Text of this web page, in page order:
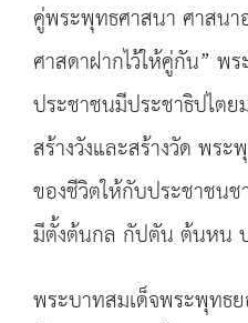
คู่พระพุทธศาสนา ศาสน
ศาสดาฝากไว้ให้คู่กัน” พ
ประชาชนมีประชาธิปไต
สร้างวังและสร้างวัด พร
ของชีวิตให้กับประชาชน
มีตั้งต้นกล กัปตัน ต้นหน ป
พระบาทสมเด็จพระพุทธ